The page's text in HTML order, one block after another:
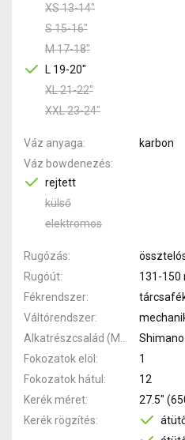
XS 13-14"
S 15-16"
M 17-18"
L 19-20"
XL 21-22"
XXL 23-24"
Váz anyaga
karbon
Váz bowdenezés
rejtett
külső
elektromos
Rugózás
Rugóút
131-150
Fékrendszer
Váltórendszer
Fokozatok elöl
1
Fokozatok hátul
12
Kerék méret
27.5"
Kerék rögzítés